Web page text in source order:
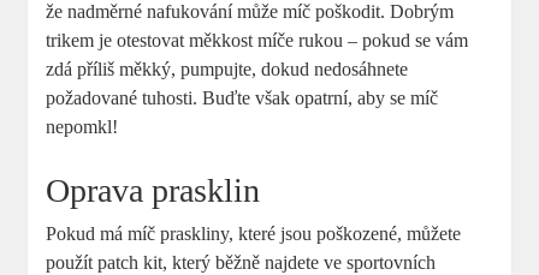
že nadměrné nafukování může míč poškodit. Dobrým
trikem je otestovat měkkost míče rukou – pokud se vám
zdá příliš měkký, pumpujte, dokud nedosáhnete
požadované tuhosti. Buďte však opatrní, aby se míč
nepomkl!
Oprava prasklin
Pokud má míč praskliny, které jsou poškozené, můžete
použít patch kit, který běžně najdete ve sportovních